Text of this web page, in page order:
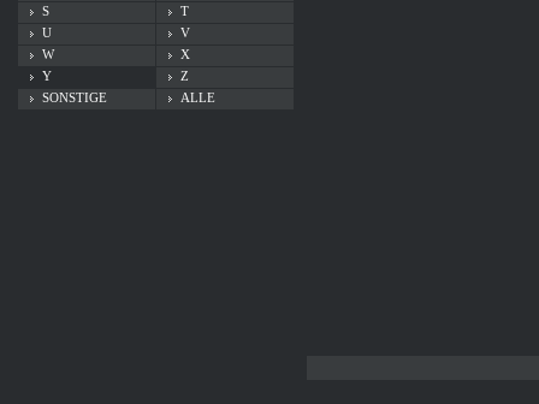
S
T
U
V
W
X
Y
Z
SONSTIGE
ALLE